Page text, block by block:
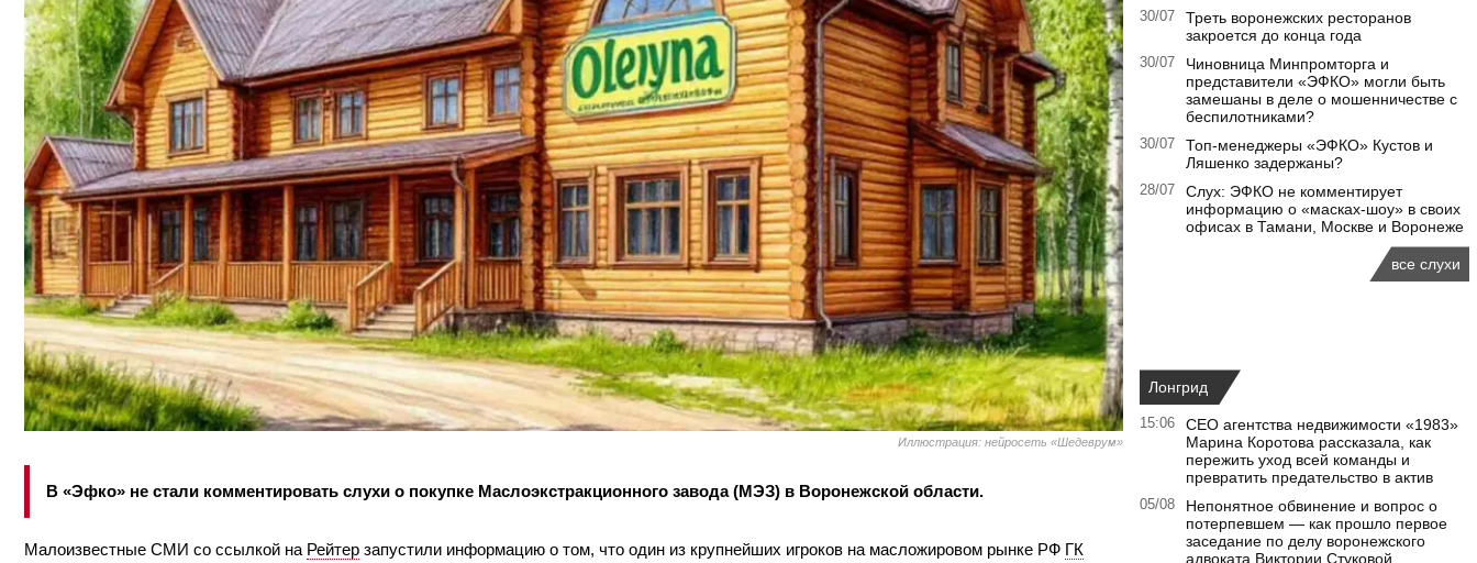
Иллюстрация: нейросеть «Шедеврум»
В «Эфко» не стали комментировать слухи о покупке Маслоэкстракционного завода (МЭЗ) в Воронежской области.
Малоизвестные СМИ со ссылкой на Рейтер запустили информацию о том, что один из крупнейших игроков на масложировом рынке РФ ГК
30/07
Треть воронежских ресторанов
закроется до конца года
30/07
Чиновница Минпромторга и
представители «ЭФКО» могли быть
замешаны в деле о мошенничестве с
беспилотниками?
30/07
Топ-менеджеры «ЭФКО» Кустов и
Ляшенко задержаны?
28/07
Слух: ЭФКО не комментирует
информацию о «масках-шоу» в своих
офисах в Тамани, Москве и Воронеже
все слухи
Лонгрид
15:06
CEO агентства недвижимости «1983»
Марина Коротова рассказала, как
пережить уход всей команды и
превратить предательство в актив
05/08
Непонятное обвинение и вопрос о
потерпевшем — как прошло первое
заседание по делу воронежского
адвоката Виктории Стуковой